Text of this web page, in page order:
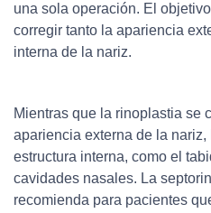
una sola operación. El
corregir tanto la apariencia
interna de la nariz.
Mientras que la rinoplastia se
apariencia externa de la
estructura interna, como el
cavidades nasales. La
recomienda para pacientes